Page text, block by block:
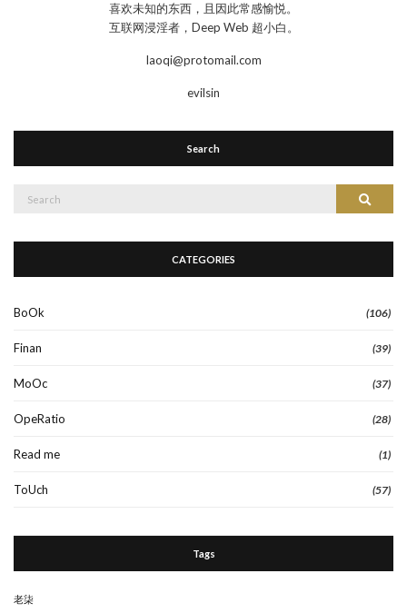
喜欢未知的东西，且因此常感愉悦。
互联网浸淫者，Deep Web 超小白。
laoqi@protomail.com
evilsin
Search
Search
CATEGORIES
BoOk (106)
Finan (39)
MoOc (37)
OpeRatio (28)
Read me (1)
ToUch (57)
Tags
老柒